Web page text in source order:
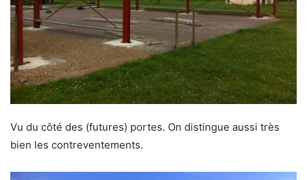
Vu du côté des (futures) portes. On distingue aussi très
bien les contreventements.